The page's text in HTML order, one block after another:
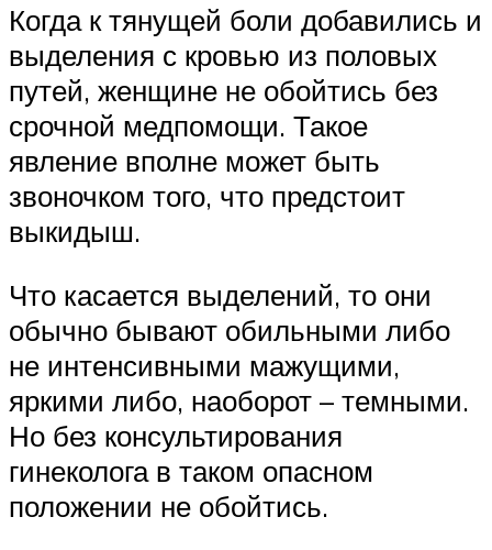
Когда к тянущей боли добавились и
выделения с кровью из половых
путей, женщине не обойтись без
срочной медпомощи. Такое
явление вполне может быть
звоночком того, что предстоит
выкидыш.
Что касается выделений, то они
обычно бывают обильными либо
не интенсивными мажущими,
яркими либо, наоборот – темными.
Но без консультирования
гинеколога в таком опасном
положении не обойтись.